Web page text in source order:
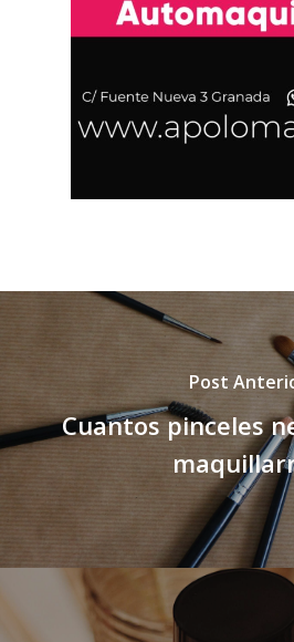
Post
Cuantos pinceles